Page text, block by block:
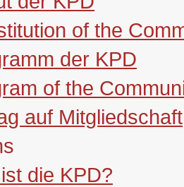
of the
der KPD
of the
auf Mitgliedschaft
die KPD?